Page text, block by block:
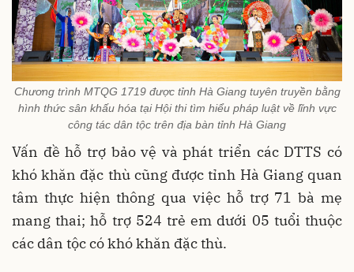
Chương trình MTQG 1719 được tỉnh Hà Giang tuyên truyền bằng
hình thức sân khấu hóa tại Hội thi tìm hiểu pháp luật về lĩnh vực
công tác dân tộc trên địa bàn tỉnh Hà Giang
Vấn đề hỗ trợ bảo vệ và phát triển các DTTS có
khó khăn đặc thù cũng được tỉnh Hà Giang quan
tâm thực hiện thông qua việc hỗ trợ 71 bà mẹ
mang thai; hỗ trợ 524 trẻ em dưới 05 tuổi thuộc
các dân tộc có khó khăn đặc thù.